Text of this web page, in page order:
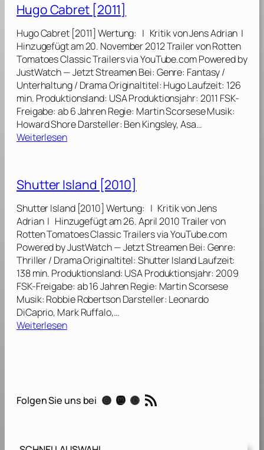
]
W
o
l
f
o
W
a
l
l
S
e
e
t
[
2
0
1
3
]
Hugo Cabret [2011]
Hugo Cabret [2011] Wertung: | Kritik von Jens Adrian |
Hinzugefügt am 20. November 2012 Trailer von Rotten
Tomatoes Classic Trailers via YouTube.com Powered by
JustWatch — Jetzt Streamen Bei: Genre: Fantasy /
Unterhaltung / Drama Originaltitel: Hugo Laufzeit: 126
min. Produktionsland: USA Produktionsjahr: 2011 FSK-
Freigabe: ab 6 Jahren Regie: Martin Scorsese Musik:
Howard Shore Darsteller: Ben Kingsley, Asa…
Weiterlesen:
o
a
b
r
e
t
[
2
0
1
1
Shutter Island [2010]
Shutter Island [2010] Wertung: | Kritik von Jens
Adrian | Hinzugefügt am 26. April 2010 Trailer von
Rotten Tomatoes Classic Trailers via YouTube.com
Powered by JustWatch — Jetzt Streamen Bei: Genre:
Thriller / Drama Originaltitel: Shutter Island Laufzeit:
138 min. Produktionsland: USA Produktionsjahr: 2009
FSK-Freigabe: ab 16 Jahren Regie: Martin Scorsese
Musik: Robbie Robertson Darsteller: Leonardo
DiCaprio, Mark Ruffalo,…
Weiterlesen:
e
Folgen Sie uns bei Instagram Mastodon Threads RSS-Feed